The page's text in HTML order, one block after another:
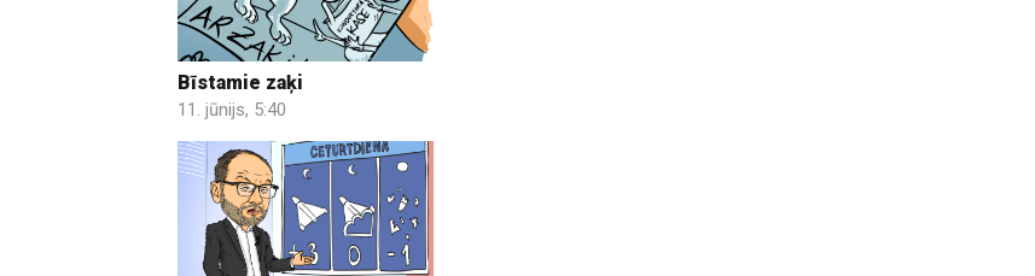
Bīstamie zaķi
11. jūnijs, 5:40